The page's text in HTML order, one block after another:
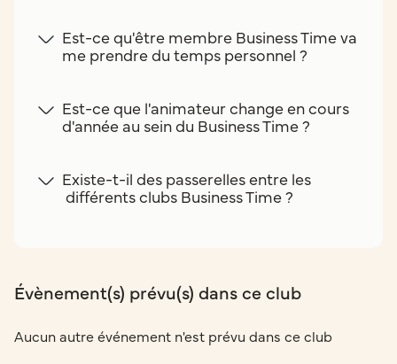
Est-ce qu'être membre Business Time va
me prendre du temps personnel ?
Est-ce que l'animateur change en cours
d'année au sein du Business Time ?
Existe-t-il des passerelles entre les
différents clubs Business Time ?
Évènement(s) prévu(s) dans ce club
Aucun autre événement n'est prévu dans ce club